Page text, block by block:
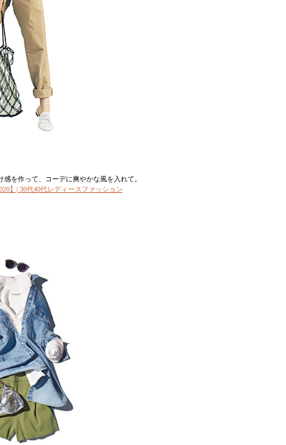
を作って、コーデに爽やかな風を入れて。
】| 30代40代レディースファッション